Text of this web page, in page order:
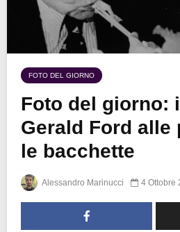
FOTO DEL GIORNO
Foto del giorno:
Gerald Ford alle
le bacchette
Alessandro Marinucci 4 Ottobre